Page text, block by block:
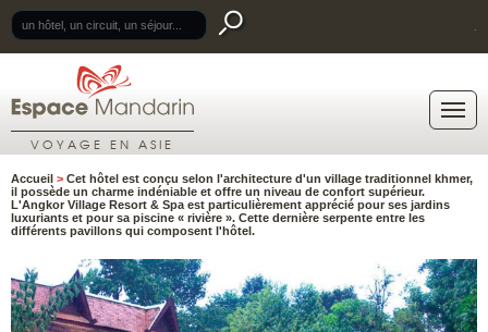
VOYAGE EN ASIE
Accueil > Cet hôtel est conçu selon l'architecture d'un village traditionnel khmer,
il possède un charme indéniable et offre un niveau de confort supérieur.
L'Angkor Village Resort & Spa est particulièrement apprécié pour ses jardins
luxuriants et pour sa piscine « rivière ». Cette dernière serpente entre les
différents pavillons qui composent l'hôtel.